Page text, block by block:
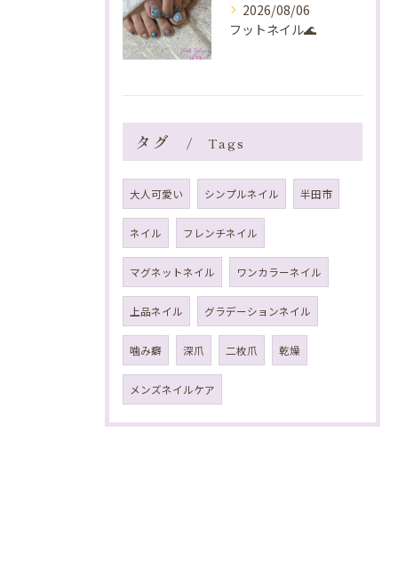
2026/08/06
フットネイル🌊
タグ Tags
大人可愛い シンプルネイル 半田市
ネイル フレンチネイル
マグネットネイル ワンカラーネイル
上品ネイル グラデーションネイル
噛み癖 深爪 二枚爪 乾燥
メンズネイルケア